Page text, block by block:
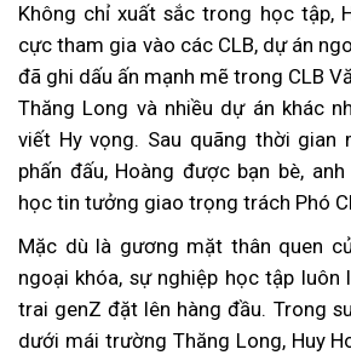
Không chỉ xuất sắc trong học tập,
cực tham gia vào các CLB, dự án
đã ghi dấu ấn mạnh mẽ trong CLB
Thăng Long và nhiều dự án khác
viết Hy vọng. Sau quãng thời
phấn đấu, Hoàng được bạn bè,
học tin tưởng giao trọng trách Phó
Mặc dù là gương mặt thân quen
ngoại khóa, sự nghiệp học tập luôn
trai genZ đặt lên hàng đầu. Trong
dưới mái trường Thăng Long, Huy